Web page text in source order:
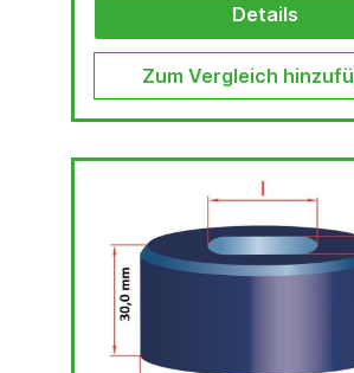
Details
Zum Vergleich